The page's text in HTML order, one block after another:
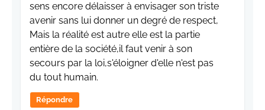
sens encore délaisser à envisager son triste
avenir sans lui donner un degré de respect,
Mais la réalité est autre elle est la partie
entière de la société,il faut venir à son
secours par la loi,s'éloigner d'elle n'est pas
du tout humain.
Répondre